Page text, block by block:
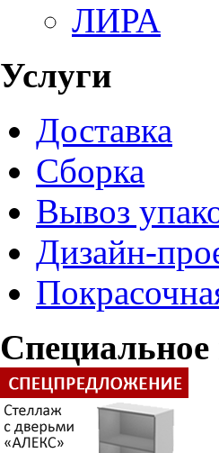
ЛИРА
Услуги
Доставка
Сборка
Вывоз
Дизайн-
Специальное